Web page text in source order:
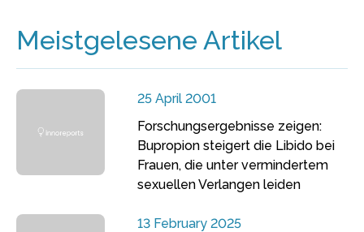
Meistgelesene Artikel
25 April 2001
Forschungsergebnisse zeigen:
Bupropion steigert die Libido bei
Frauen, die unter vermindertem
sexuellen Verlangen leiden
13 February 2025